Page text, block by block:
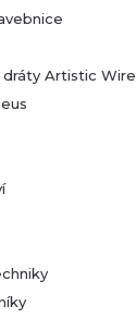
Artistic Wire